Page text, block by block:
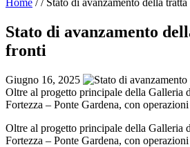
Stato di avanzamento
fronti
Giugno 16, 2025
Oltre al progetto principale della Galleria
Fortezza – Ponte Gardena, con
Oltre al progetto principale della Galleria
Fortezza – Ponte Gardena, con